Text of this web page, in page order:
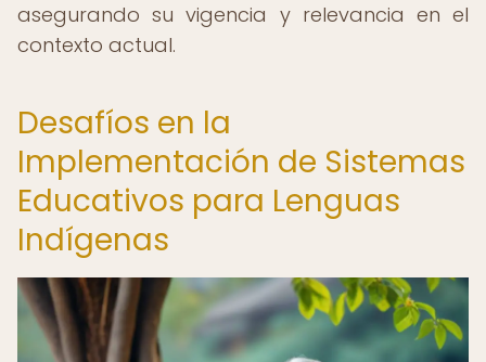
asegurando su vigencia y relevancia en el
contexto actual.
Desafíos en la
Implementación de Sistemas
Educativos para Lenguas
Indígenas